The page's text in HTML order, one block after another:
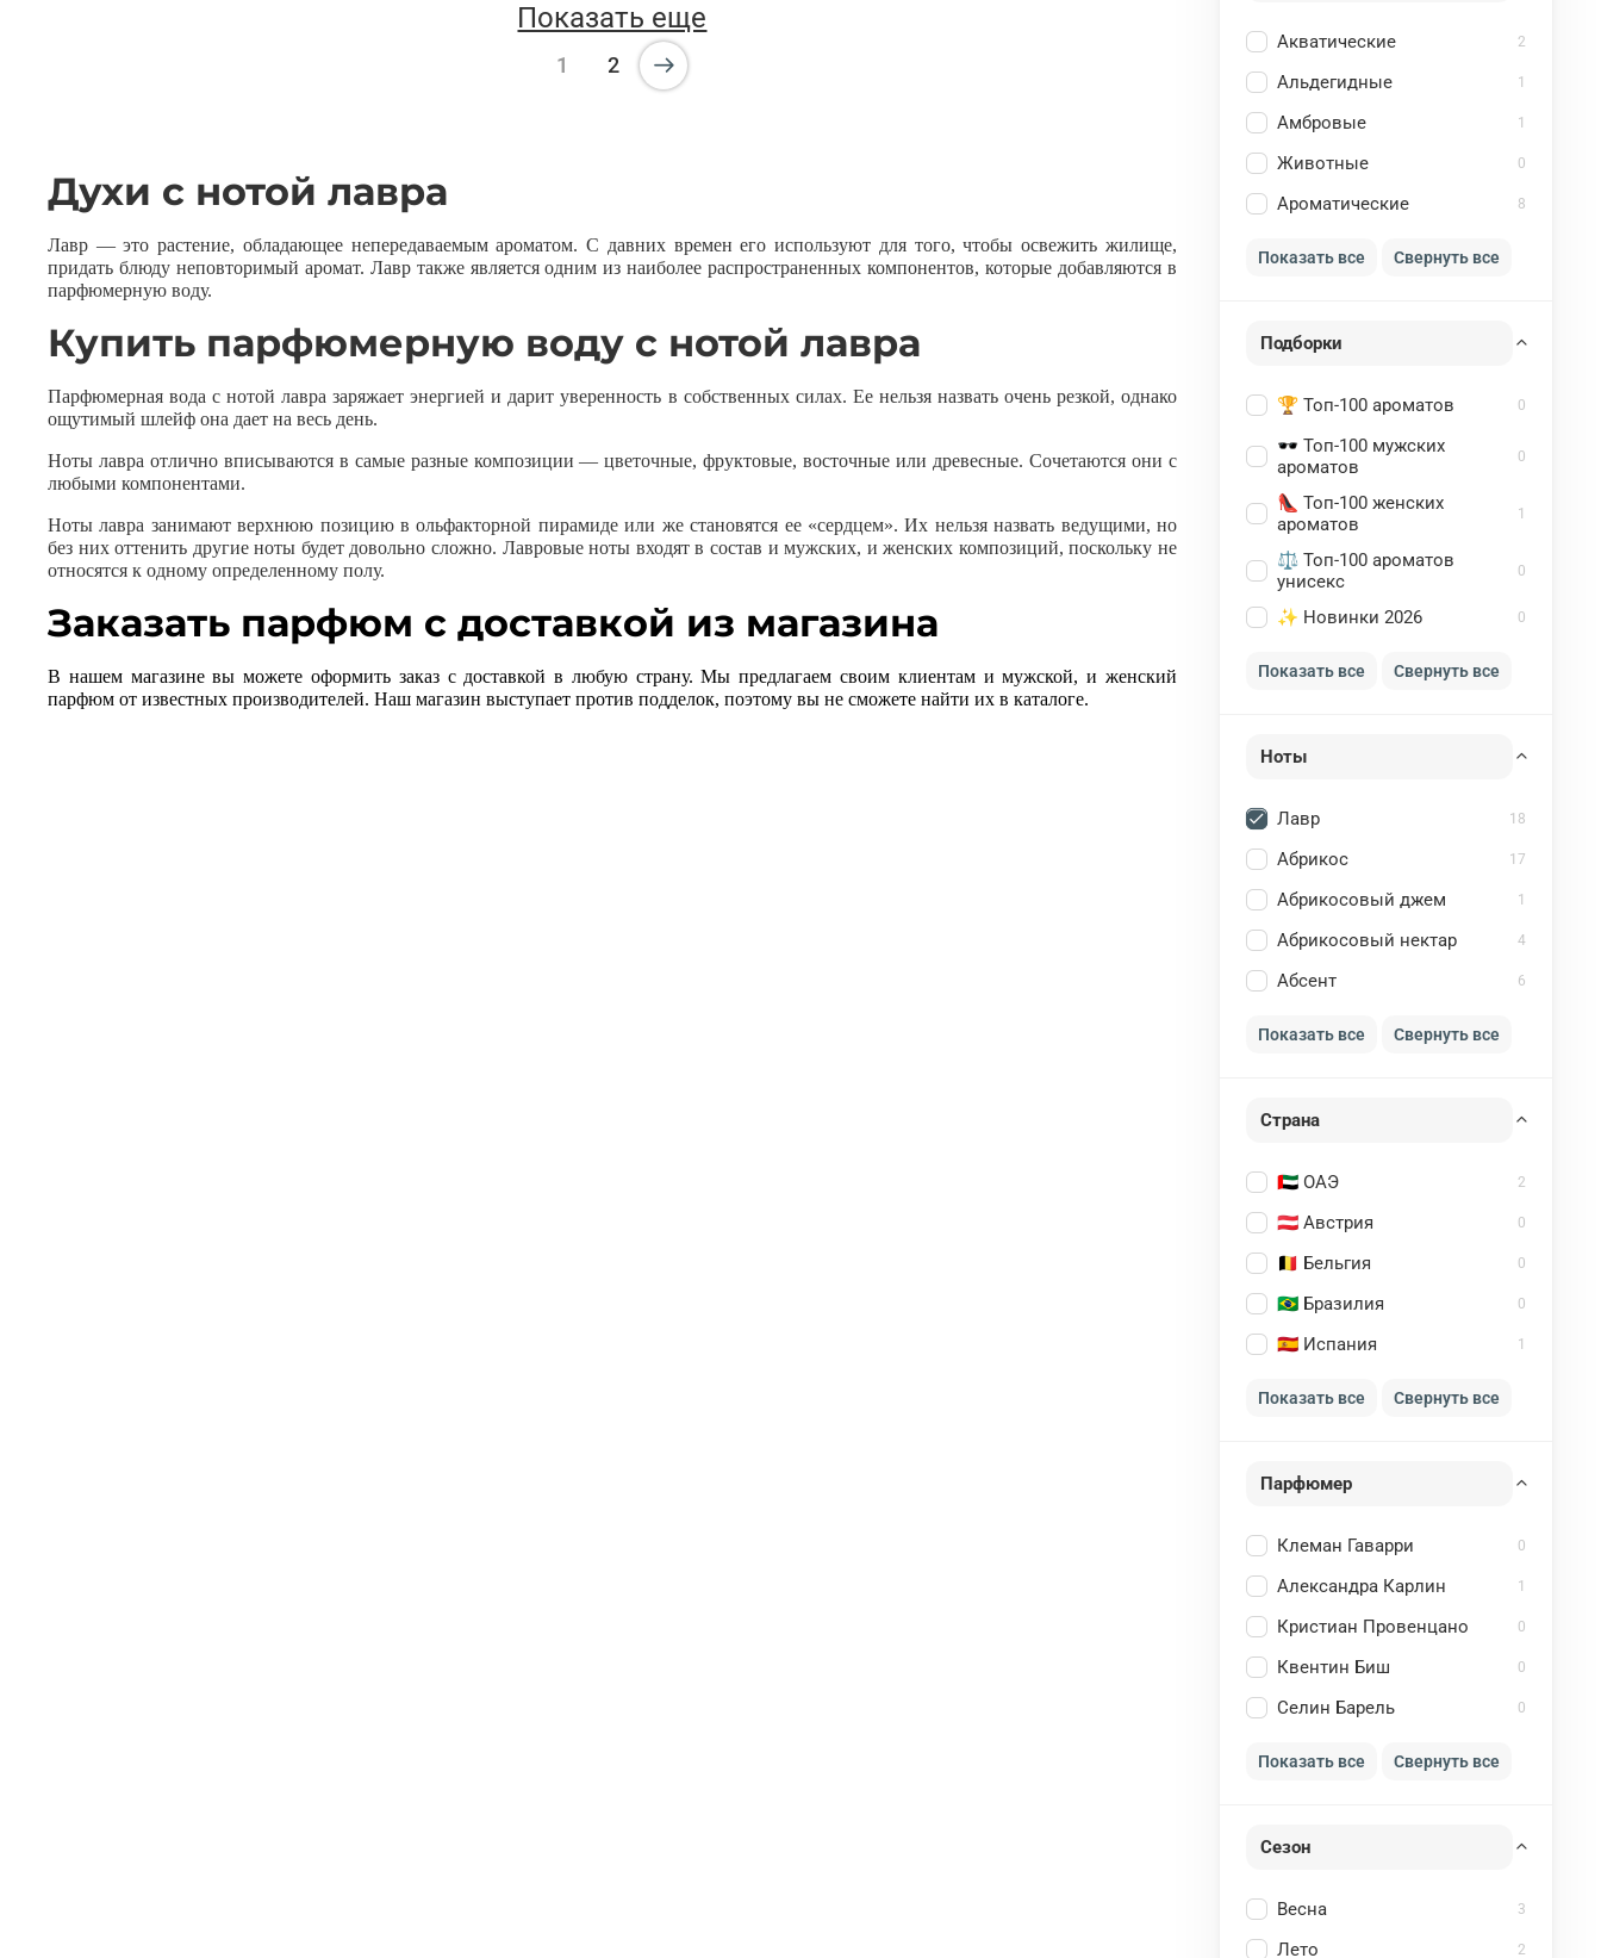
Показать еще
1 2
Духи с нотой лавра
Лавр — это растение, обладающее непередаваемым ароматом. С давних времен его используют для того, чтобы освежить жилище,
придать блюду неповторимый аромат. Лавр также является одним из наиболее распространенных компонентов, которые добавляются в
парфюмерную воду.
Купить парфюмерную воду с нотой лавра
Парфюмерная вода с нотой лавра заряжает энергией и дарит уверенность в собственных силах. Ее нельзя назвать очень резкой, однако
ощутимый шлейф она дает на весь день.
Ноты лавра отлично вписываются в самые разные композиции — цветочные, фруктовые, восточные или древесные. Сочетаются они с
любыми компонентами.
Ноты лавра занимают верхнюю позицию в ольфакторной пирамиде или же становятся ее «сердцем». Их нельзя назвать ведущими, но
без них оттенить другие ноты будет довольно сложно. Лавровые ноты входят в состав и мужских, и женских композиций, поскольку не
относятся к одному определенному полу.
Заказать парфюм с доставкой из магазина
В нашем магазине вы можете оформить заказ с доставкой в любую страну. Мы предлагаем своим клиентам и мужской, и женский
парфюм от известных производителей. Наш магазин выступает против подделок, поэтому вы не сможете найти их в каталоге.
Акватические 2
Альдегидные 1
Амбровые 1
Животные 0
Ароматические 8
Показать все Свернуть все
Подборки
🏆 Топ-100 ароматов 0
🕶️ Топ-100 мужских
ароматов
0
👠 Топ-100 женских
ароматов
1
⚖️ Топ-100 ароматов
унисекс
0
✨ Новинки 2026 0
Показать все Свернуть все
Ноты
Лавр 18
Абрикос 17
Абрикосовый джем 1
Абрикосовый нектар 4
Абсент 6
Показать все Свернуть все
Страна
🇦🇪 ОАЭ 2
🇦🇹 Австрия 0
🇧🇪 Бельгия 0
🇧🇷 Бразилия 0
🇪🇸 Испания 1
Показать все Свернуть все
Парфюмер
Клеман Гаварри 0
Александра Карлин 1
Кристиан Провенцано 0
Квентин Биш 0
Селин Барель 0
Показать все Свернуть все
Сезон
Весна 3
Лето 2